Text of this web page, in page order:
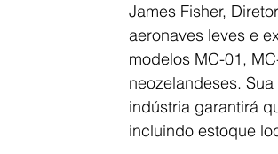
James Fisher,
aeronaves leves e
modelos MC-01,
neozelandeses.
indústria garantirá
incluindo estoque